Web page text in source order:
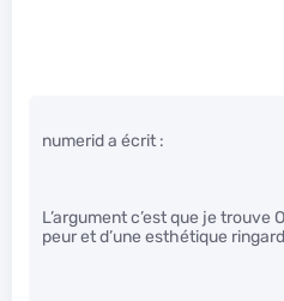
numerid a écrit :
L’argument c’est que je trouve
peur et d’une esthétique